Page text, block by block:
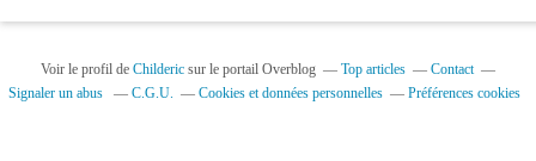
Voir le profil de Childeric sur le portail Overblog Top articles
Contact
Signaler un abus
C.G.U. Cookies et données personnelles Préférences cookies